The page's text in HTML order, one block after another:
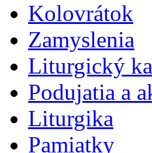
Kolovrátok
Zamyslenia
Liturgický
Podujatia a
Liturgika
Pamiatky